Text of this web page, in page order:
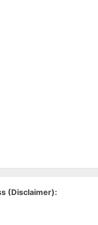
(Disclaimer):